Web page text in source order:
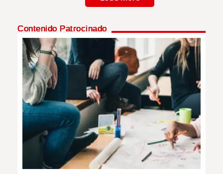
Contenido Patrocinado